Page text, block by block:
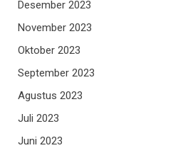
Desember 2023
November 2023
Oktober 2023
September 2023
Agustus 2023
Juli 2023
Juni 2023